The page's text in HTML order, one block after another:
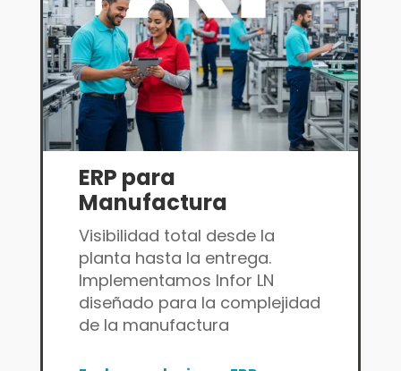
ERP para
Manufactura
Visibilidad total desde la
planta hasta la entrega.
Implementamos Infor LN
diseñado para la complejidad
de la manufactura